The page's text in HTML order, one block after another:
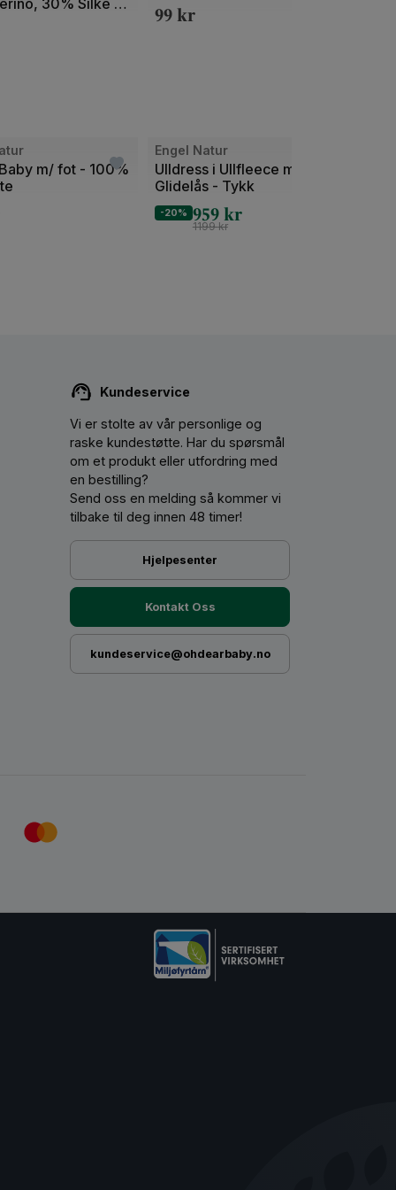
30% Silke –
Ull
99kr
m/ fot - 100%
Engel Natur
Ulldress i Ullfleece m/
Glidelås - Tykk
-20% 959kr
1199kr
Kundeservice
Vi er stolte av vår personlige og
raske kundestøtte. Har du spørsmål
om et produkt eller utfordring med
en bestilling?
Send oss ​​en melding så kommer vi
tilbake til deg innen 48 timer!
Hjelpesenter
Kontakt Oss
kundeservice@ohdearbaby.no